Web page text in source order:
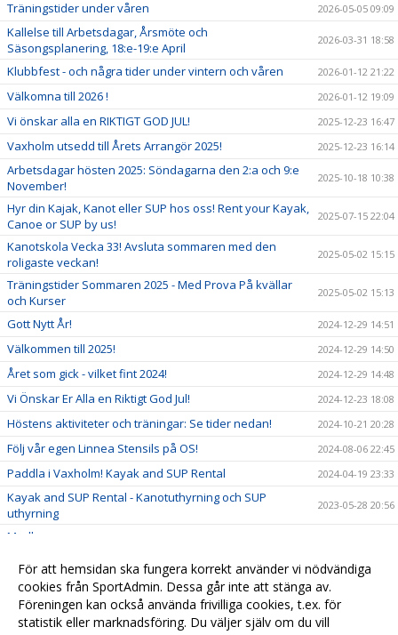
Träningstider under våren 2026-05-05 09:09
Kallelse till Arbetsdagar, Årsmöte och
Säsongsplanering, 18:e-19:e April
2026-03-31 18:58
Klubbfest - och några tider under vintern och våren 2026-01-12 21:22
Välkomna till 2026 ! 2026-01-12 19:09
Vi önskar alla en RIKTIGT GOD JUL! 2025-12-23 16:47
Vaxholm utsedd till Årets Arrangör 2025! 2025-12-23 16:14
Arbetsdagar hösten 2025: Söndagarna den 2:a och 9:e
November!
2025-10-18 10:38
Hyr din Kajak, Kanot eller SUP hos oss! Rent your Kayak,
Canoe or SUP by us!
2025-07-15 22:04
Kanotskola Vecka 33! Avsluta sommaren med den
roligaste veckan!
2025-05-02 15:15
Träningstider Sommaren 2025 - Med Prova På kvällar
och Kurser
2025-05-02 15:13
Gott Nytt År! 2024-12-29 14:51
Välkommen till 2025! 2024-12-29 14:50
Året som gick - vilket fint 2024! 2024-12-29 14:48
Vi Önskar Er Alla en Riktigt God Jul! 2024-12-23 18:08
Höstens aktiviteter och träningar: Se tider nedan! 2024-10-21 20:28
Följ vår egen Linnea Stensils på OS! 2024-08-06 22:45
Paddla i Vaxholm! Kayak and SUP Rental 2024-04-19 23:33
Kayak and SUP Rental - Kanotuthyrning och SUP
uthyrning
2023-05-28 20:56
Medlemsapp
Medlemsavgifter 2024 2023-02-27 20:39
Välkommen till en fin Kanotsommar! 2023-02-18 14:20
Ungdomsträning i vinter!! 2022-10-12 14:43
För att hemsidan ska fungera korrekt använder vi nödvändiga
cookies från SportAdmin. Dessa går inte att stänga av.
Föreningen kan också använda frivilliga cookies, t.ex. för
statistik eller marknadsföring. Du väljer själv om du vill